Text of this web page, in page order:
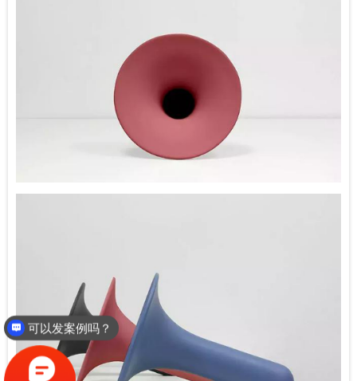
你们提供什么设计服务？